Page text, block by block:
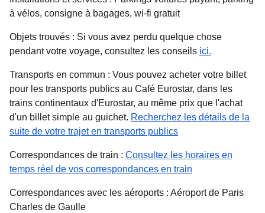
à vélos, consigne à bagages, wi-fi gratuit
Objets trouvés : Si vous avez perdu quelque chose
pendant votre voyage, consultez les conseils ici.
Transports en commun : Vous pouvez acheter votre billet
pour les transports publics au Café Eurostar, dans les
trains continentaux d'Eurostar, au même prix que l'achat
d'un billet simple au guichet. Recherchez les détails de la
suite de votre trajet en transports publics(
Correspondances de train : Consultez les horaires en
temps réel de vos correspondances en train
Correspondances avec les aéroports : Aéroport de Paris
Charles de Gaulle